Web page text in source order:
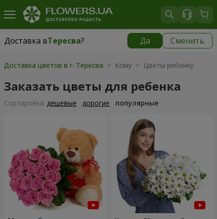
Доставка вТересва? Да Сменить
Доставка вТересва|
Доставка цветов в г. Тересва > Кому > Цветы ребенку
Заказать цветы для ребенка
Cортировка: дешевые дорогие популярные